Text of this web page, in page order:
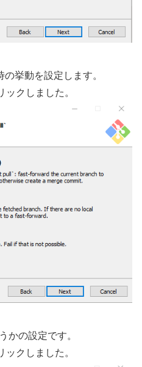
挙動を設定します。
クしました。
かの設定です。
クしました。